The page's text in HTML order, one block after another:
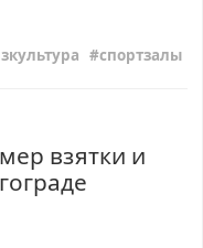
спортзалы
взятки и